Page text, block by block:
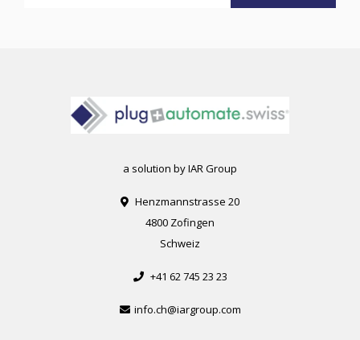
a solution by IAR Group
Henzmannstrasse 20
4800 Zofingen
Schweiz
+41 62 745 23 23
info.ch@iargroup.com